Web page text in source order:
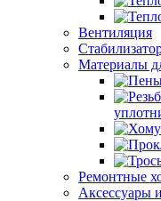
Вентиляция
Материалы
Ремонтные
Аксессуары